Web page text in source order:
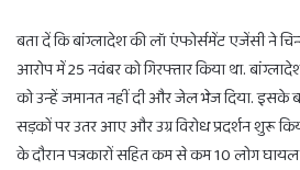
बता दें कि बांग्लादेश की लॉ एंफोर्समेंट एजेंसी ने
आरोप में 25 नवंबर को गिरफ्तार किया था.
को उन्हें जमानत नहीं दी और जेल भेज दिया. इसके
सड़कों पर उतर आए और उग्र विरोध प्रदर्शन शुरू
के दौरान पत्रकारों सहित कम से कम 10 लोग